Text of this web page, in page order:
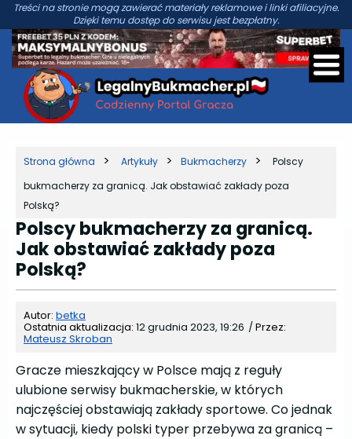
Treści na stronie mogą zawierać materiały reklamowe i linki afiliacyjne.
Dzięki temu dostęp do serwisu jest bezpłatny.
Strona główna Artykuły Bukmacherzy
Polscy
bukmacherzy za granicą. Jak obstawiać zakłady poza
Polską?
Polscy bukmacherzy za granicą.
Jak obstawiać zakłady poza
Polską?
Autor: betka
Ostatnia aktualizacja: 12 grudnia 2023, 19:26 /Przez:
Mateusz Skroban
Gracze mieszkający w Polsce mają z reguły
ulubione serwisy bukmacherskie, w których
najczęściej obstawiają zakłady sportowe. Co jednak
w sytuacji, kiedy polski typer przebywa za granicą –